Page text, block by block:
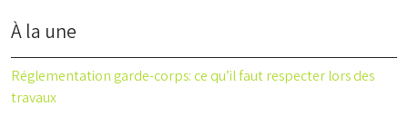
À la une
Réglementation garde-corps: ce qu’il faut respecter lors des
travaux